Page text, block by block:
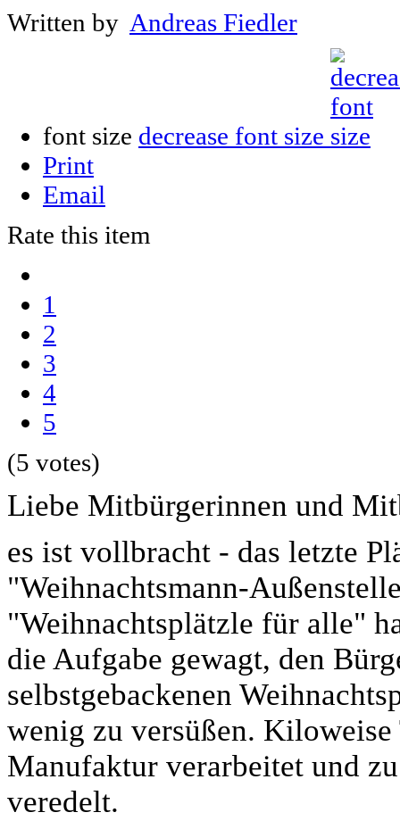
Written by Andreas Fiedler
font size decrease font size
Print
Email
Rate this item
1
2
3
4
5
(5 votes)
Liebe Mitbürgerinnen und
es ist vollbracht - das letzte
"Weihnachtsmann-
"Weihnachtsplätzle für alle"
die Aufgabe gewagt, den
selbstgebackenen
wenig zu versüßen.
Manufaktur verarbeitet und
veredelt.